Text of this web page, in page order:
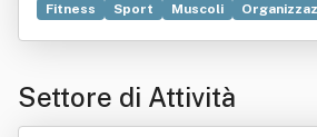
Fitness Sport Muscoli
Norma giuridica
Comitato olimpico
Settore di Attività